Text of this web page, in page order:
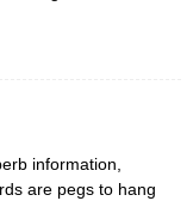
information,
are pegs to hang